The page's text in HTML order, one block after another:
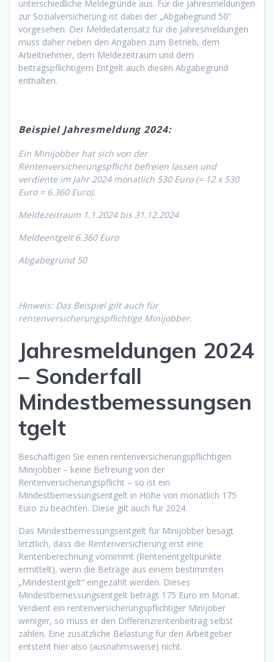
unterschiedliche Meldegründe aus. Für die Jahresmeldungen
zur Sozialversicherung ist dabei der „Abgabegrund 50“
vorgesehen. Der Meldedatensatz für die Jahresmeldungen
muss daher neben den Angaben zum Betrieb, dem
Arbeitnehmer, dem Meldezeitraum und dem
beitragspflichtigem Entgelt auch diesen Abgabegrund
enthalten.
Beispiel Jahresmeldung 2024:
Ein Minijobber hat sich von der
Rentenversicherungspflicht befreien lassen und
verdiente im Jahr 2024 monatlich 530 Euro (= 12 x 530
Euro = 6.360 Euro).
Meldezeitraum 1.1.2024 bis 31.12.2024
Meldeentgelt 6.360 Euro
Abgabegrund 50
Hinweis: Das Beispiel gilt auch für
rentenversicherungspflichtige Minijobber.
Jahresmeldungen 2024
– Sonderfall
Mindestbemessungsen
tgelt
Beschäftigen Sie einen rentenversicherungspflichtigen
Minijobber – keine Befreiung von der
Rentenversicherungspflicht – so ist ein
Mindestbemessungsentgelt in Höhe von monatlich 175
Euro zu beachten. Diese gilt auch für 2024.
Das Mindestbemessungsentgelt für Minijobber besagt
letztlich, dass die Rentenversicherung erst eine
Rentenberechnung vornimmt (Rentenentgeltpunkte
ermittelt), wenn die Beträge aus einem bestimmten
„Mindestentgelt“ eingezahlt werden. Dieses
Mindestbemessungsentgelt beträgt 175 Euro im Monat.
Verdient ein rentenversicherungspflichtiger Minijober
weniger, so muss er den Differenzrentenbeitrag selbst
zahlen. Eine zusätzliche Belastung für den Arbeitgeber
entsteht hier also (ausnahmsweise) nicht.